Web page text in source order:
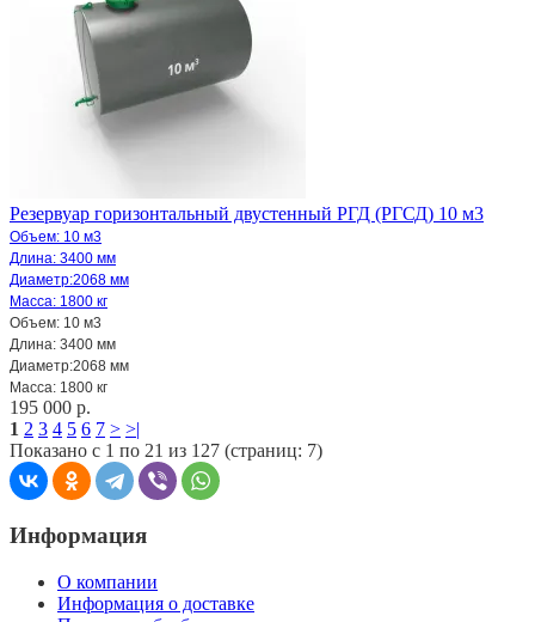
Резервуар горизонтальный двустенный РГД (РГСД) 10 м3
Объем: 10 м3
Длина: 3400 мм
Диаметр:2068 мм
Масса: 1800 кг
Объем: 10 м3
Длина: 3400 мм
Диаметр:2068 мм
Масса: 1800 кг
195 000 р.
1 2 3 4 5 6 7 > >|
Показано с 1 по 21 из 127 (страниц: 7)
Информация
О компании
Информация о доставке